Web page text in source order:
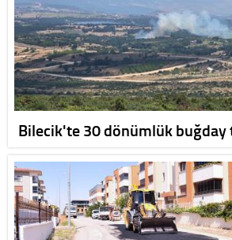
Bilecik'te 30 dönümlük buğday